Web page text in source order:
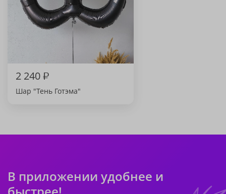
2 240₽
Шар "Тень Готэма"
В приложении удобнее и